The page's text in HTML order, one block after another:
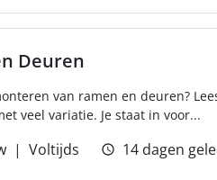
Deuren
van ramen en deuren?
veel variatie. Je staat in voor...
Voltijds 14 dagen